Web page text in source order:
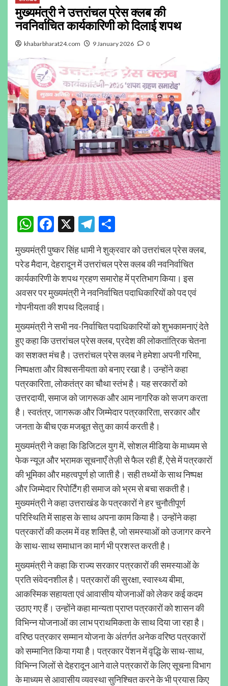
मुख्यमंत्री ने उत्तरांचल प्रेस क्लब की
नवनिर्वाचित कार्यकारिणी को दिलाई शपथ
khabarbharat24.com 9 January 2026 0
WhatsApp
Facebook
X Telegram
मुख्यमंत्री पुष्कर सिंह धामी ने शुक्रवार को उत्तरांचल प्रेस क्लब,
परेड मैदान, देहरादून में उत्तरांचल प्रेस क्लब की नवनिर्वाचित
कार्यकारिणी के शपथ ग्रहण समारोह में प्रतिभाग किया। इस
अवसर पर मुख्यमंत्री ने नवनिर्वाचित पदाधिकारियों को पद एवं
गोपनीयता की शपथ दिलवाई।
मुख्यमंत्री ने सभी नव-निर्वाचित पदाधिकारियों को शुभकामनाएं देते
हुए कहा कि उत्तरांचल प्रेस क्लब, प्रदेश की लोकतांत्रिक चेतना
का सशक्त मंच है। उत्तरांचल प्रेस क्लब ने हमेशा अपनी गरिमा,
निष्पक्षता और विश्वसनीयता को बनाए रखा है। उन्होंने कहा
पत्रकारिता, लोकतंत्र का चौथा स्तंभ है। यह सरकारों को
उत्तरदायी, समाज को जागरूक और आम नागरिक को सजग करता
है। स्वतंत्र, जागरूक और जिम्मेदार पत्रकारिता, सरकार और
जनता के बीच एक मजबूत सेतु का कार्य करती है।
मुख्यमंत्री ने कहा कि डिजिटल युग में, सोशल मीडिया के माध्यम से
फेक न्यूज़ और भ्रामक सूचनाएँ तेज़ी से फैल रही हैं, ऐसे में पत्रकारों
की भूमिका और महत्वपूर्ण हो जाती है। सही तथ्यों के साथ निष्पक्ष
और जिम्मेदार रिपोर्टिंग ही समाज को भ्रम से बचा सकती है।
मुख्यमंत्री ने कहा उत्तराखंड के पत्रकारों ने हर चुनौतीपूर्ण
परिस्थिति में साहस के साथ अपना काम किया है। उन्होंने कहा
पत्रकारों की कलम में वह शक्ति है, जो समस्याओं को उजागर करने
के साथ-साथ समाधान का मार्ग भी प्रशस्त करती है।
मुख्यमंत्री ने कहा कि राज्य सरकार पत्रकारों की समस्याओं के
प्रति संवेदनशील है। पत्रकारों की सुरक्षा, स्वास्थ्य बीमा,
आकस्मिक सहायता एवं आवासीय योजनाओं को लेकर कई कदम
उठाए गए हैं। उन्होंने कहा मान्यता प्राप्त पत्रकारों को शासन की
विभिन्न योजनाओं का लाभ प्राथमिकता के साथ दिया जा रहा है।
वरिष्ठ पत्रकार सम्मान योजना के अंतर्गत अनेक वरिष्ठ पत्रकारों
को सम्मानित किया गया है। पत्रकार पेंशन में वृद्धि के साथ-साथ,
विभिन्न जिलों से देहरादून आने वाले पत्रकारों के लिए सूचना विभाग
के माध्यम से आवासीय व्यवस्था सुनिश्चित करने के भी प्रयास किए